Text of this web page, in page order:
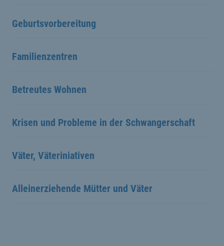
Geburtsvorbereitung
Familienzentren
Betreutes Wohnen
Krisen und Probleme in der Schwangerschaft
Väter, Väteriniativen
Alleinerziehende Mütter und Väter